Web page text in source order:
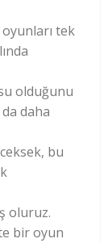
tek
olduğunu
daha
bu
oluruz.
bir oyun